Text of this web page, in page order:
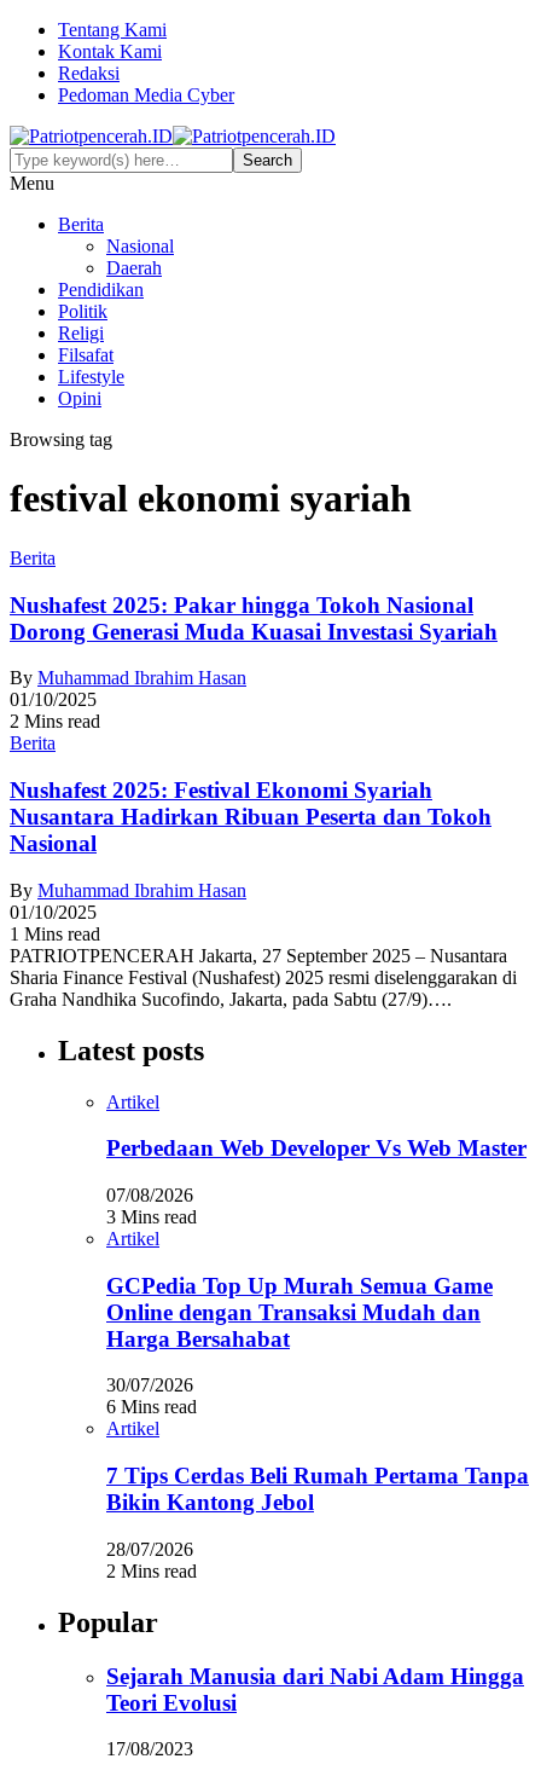
Tentang Kami
Kontak Kami
Redaksi
Pedoman Media Cyber
Menu
Berita
Nasional
Daerah
Pendidikan
Politik
Religi
Filsafat
Lifestyle
Opini
Browsing tag
festival ekonomi syariah
Berita
Nushafest 2025: Pakar hingga Tokoh Nasional
Dorong Generasi Muda Kuasai Investasi Syariah
By Muhammad Ibrahim Hasan
01/10/2025
2 Mins read
Berita
Nushafest 2025: Festival Ekonomi Syariah
Nusantara Hadirkan Ribuan Peserta dan Tokoh
Nasional
By Muhammad Ibrahim Hasan
01/10/2025
1 Mins read
PATRIOTPENCERAH Jakarta, 27 September 2025 – Nusantara
Sharia Finance Festival (Nushafest) 2025 resmi diselenggarakan di
Graha Nandhika Sucofindo, Jakarta, pada Sabtu (27/9)….
Latest posts
Artikel
Perbedaan Web Developer Vs Web Master
07/08/2026
3 Mins read
Artikel
GCPedia Top Up Murah Semua Game
Online dengan Transaksi Mudah dan
Harga Bersahabat
30/07/2026
6 Mins read
Artikel
7 Tips Cerdas Beli Rumah Pertama Tanpa
Bikin Kantong Jebol
28/07/2026
2 Mins read
Popular
Sejarah Manusia dari Nabi Adam Hingga
Teori Evolusi
17/08/2023